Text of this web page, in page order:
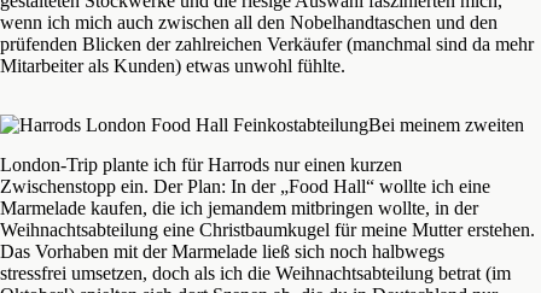
wenn ich mich auch zwischen all den Nobelhandtaschen und den
prüfenden Blicken der zahlreichen Verkäufer (manchmal sind da mehr
Mitarbeiter als Kunden) etwas unwohl fühlte.
Bei meinem zweiten
London-Trip plante ich für Harrods nur einen kurzen
Zwischenstopp ein. Der Plan: In der „Food Hall“ wollte ich eine
Marmelade kaufen, die ich jemandem mitbringen wollte, in der
Weihnachtsabteilung eine Christbaumkugel für meine Mutter erstehen.
Das Vorhaben mit der Marmelade ließ sich noch halbwegs
stressfrei umsetzen, doch als ich die Weihnachtsabteilung betrat (im